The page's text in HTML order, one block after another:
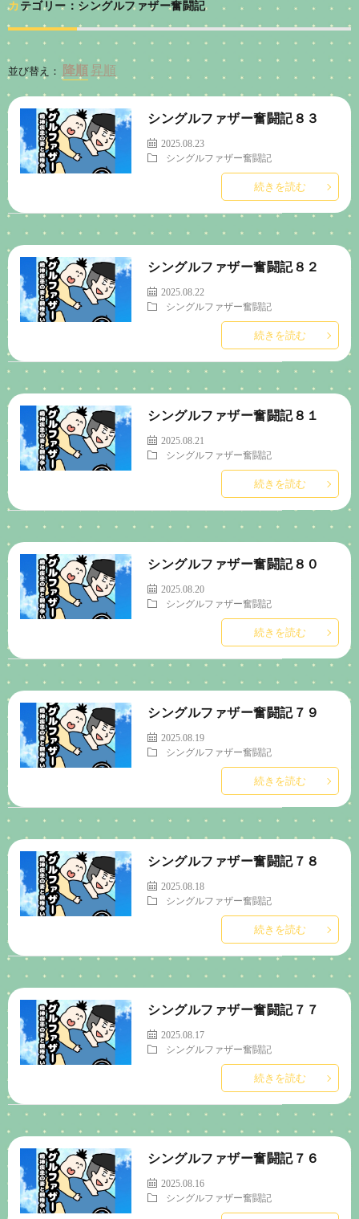
カテゴリー：シングルファザー奮闘記
並び替え：
シングルファザー奮闘記８３
2025.08.23
シングルファザー奮闘記
続きを読む
シングルファザー奮闘記８２
2025.08.22
シングルファザー奮闘記
続きを読む
シングルファザー奮闘記８１
2025.08.21
シングルファザー奮闘記
続きを読む
シングルファザー奮闘記８０
2025.08.20
シングルファザー奮闘記
続きを読む
シングルファザー奮闘記７９
2025.08.19
シングルファザー奮闘記
続きを読む
シングルファザー奮闘記７８
2025.08.18
シングルファザー奮闘記
続きを読む
シングルファザー奮闘記７７
2025.08.17
シングルファザー奮闘記
続きを読む
シングルファザー奮闘記７６
2025.08.16
シングルファザー奮闘記